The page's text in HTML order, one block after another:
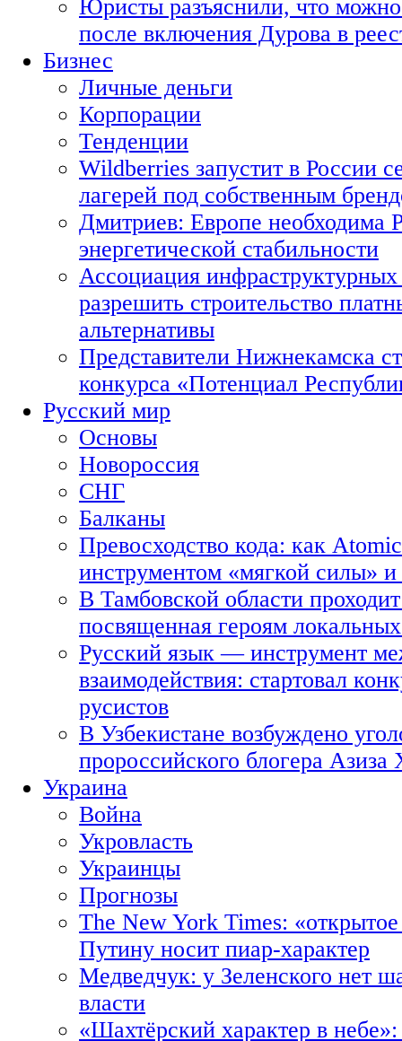
Юристы разъяснили, что можно
после включения Дурова в
Бизнес
Личные деньги
Корпорации
Тенденции
Wildberries запустит в России
лагерей под собственным
Дмитриев: Европе необходима
энергетической стабильности
Ассоциация
разрешить строительство
альтернативы
Представители Нижнекамска
конкурса «Потенциал
Русский мир
Основы
Новороссия
СНГ
Балканы
Превосходство кода: как
инструментом «мягкой силы» и
В Тамбовской области
посвященная героям
Русский язык — инструмент
взаимодействия: стартовал
русистов
В Узбекистане возбуждено
пророссийского блогера Азиза
Украина
Война
Укровласть
Украинцы
Прогнозы
The New York Times:
Путину носит пиар-характер
Медведчук: у Зеленского нет
власти
«Шахтёрский характер в